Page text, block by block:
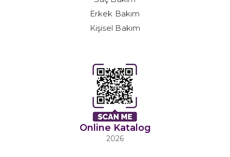
Erkek Bakım
Kişisel Bakım
Online Katalog
2026